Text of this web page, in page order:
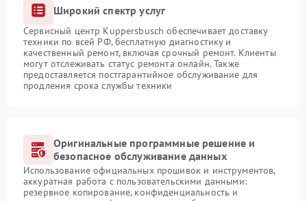
Широкий спектр услуг
Сервисный центр Kuppersbusch обеспечивает доставку
техники по всей РФ, бесплатную диагностику и
качественный ремонт, включая срочный ремонт. Клиенты
могут отслеживать статус ремонта онлайн. Также
предоставляется постгарантийное обслуживание для
продления срока службы техники
Оригинальные программные решение и
безопасное обслуживание данных
Использование официальных прошивок и инструментов,
аккуратная работа с пользовательскими данными:
резервное копирование, конфиденциальность и